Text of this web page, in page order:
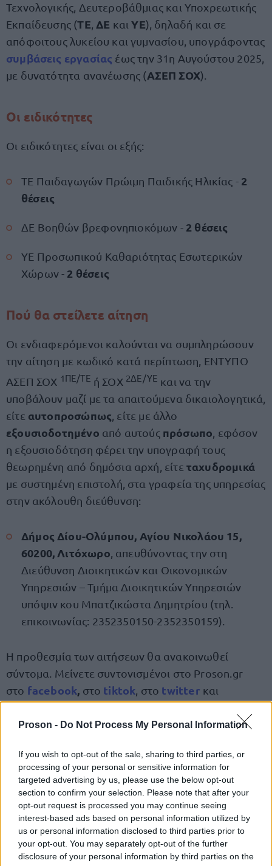
Proson - Do Not Process My Personal Information
If you wish to opt-out of the sale, sharing to third parties, or
processing of your personal or sensitive information for
targeted advertising by us, please use the below opt-out
section to confirm your selection. Please note that after your
opt-out request is processed you may continue seeing
interest-based ads based on personal information utilized by
us or personal information disclosed to third parties prior to
your opt-out. You may separately opt-out of the further
disclosure of your personal information by third parties on the
Τεχνολογικής, Δευτεροβάθμιας και Υποχρεωτικής
Εκπαίδευσης (ΤΕ ΔΕ καιΥΕ), δηλαδή και σε
απόφοιτους λυκείου και γυμνασίου, υπογράφοντας
συμβάσεις εργασίας έως την 31η Αυγούστου 2025,
με δυνατότητα ανανέωσης (ΑΣΕΠ ΣΟΧ).
Οι ειδικότητες
Οι ειδικότητες είναι οι εξής:
ΤΕ Παιδαγωγών Πρώιμη Παιδικής Ηλικίας - 2
θέσεις
ΔΕ Βοηθών βρεφονηπιοκόμων - 2 θέσεις
ΥΕ Προσωπικού Καθαριότητας Εσωτερικών
Χώρων - 2 θέσεις
Πού θα στείλετε αίτηση
Οι ενδιαφερόμενοι καλούνται να συμπληρώσουν
την αίτηση με κωδικό κατά περίπτωση, ΕΝΤΥΠΟ
ΑΣΕΠ ΣΟΧ 1ΠΕ/ΤΕ ή ΣΟΧ 2ΔΕ/ΥΕ και να την
υποβάλουν μαζί με τα απαιτούμενα δικαιολογητικά,
είτε αυτοπροσώπως , είτε με άλλο
εξουσιοδοτημένο από αυτούς πρόσωπο , εφόσον
η εξουσιοδότηση φέρει την υπογραφή τους
θεωρημένη από δημόσια αρχή, είτε ταχυδρομικά
με συστημένη επιστολή, στα γραφεία της υπηρεσίας
στην ακόλουθη διεύθυνση:
Δήμος Δίου-Ολύμπου, Αγίου Νικολάου 15,
60200, Λιτόχωρο , απευθύνοντας την στη
Διεύθυνση Διοικητικών και Οικονομικών
Υπηρεσιών – Τμήμα Διοικητικών Υπηρεσιών
υπόψιν κου Μπατζικώστα Δημητρίου (τηλ.
επικοινωνίας: 2352350150-2352350159).
Η προθεσμία των αιτήσεων θα ανακοινωθεί
σύντομα. Μείνετε συντονισμένοι στο Proson.gr
στο facebook, στο tiktok , στο twitter και
viber
τιςπροσλήψεις σε δήμους.
Ολόκληρη η προκήρυξη
ΑΣΕΠ: Πιστοποίηση Αγγλικών σε
μόνο 2 ημέρες στα χέρια σας